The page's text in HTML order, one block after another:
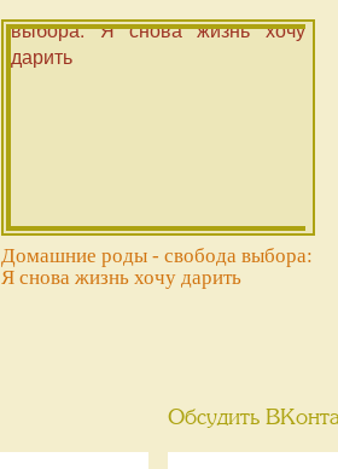
Домашние роды - свобода выбора:
Я снова жизнь хочу дарить
Обсудить